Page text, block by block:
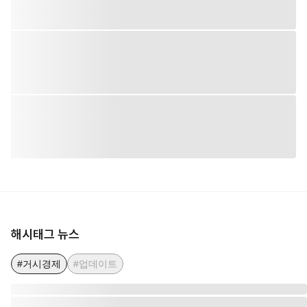
해시태그 뉴스
#거시경제 #업데이트